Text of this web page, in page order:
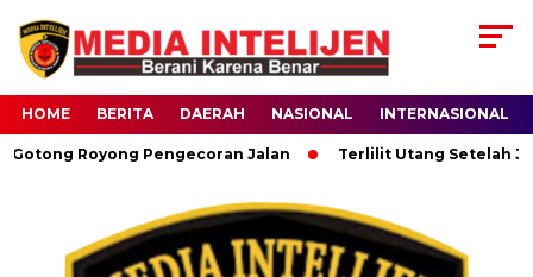
HOME BERITA DAERAH NASIONAL INTERNASIONAL
Royong Pengecoran Jalan Terlilit Utang Setelah Jadi